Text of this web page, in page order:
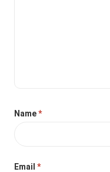
Name*
Email*